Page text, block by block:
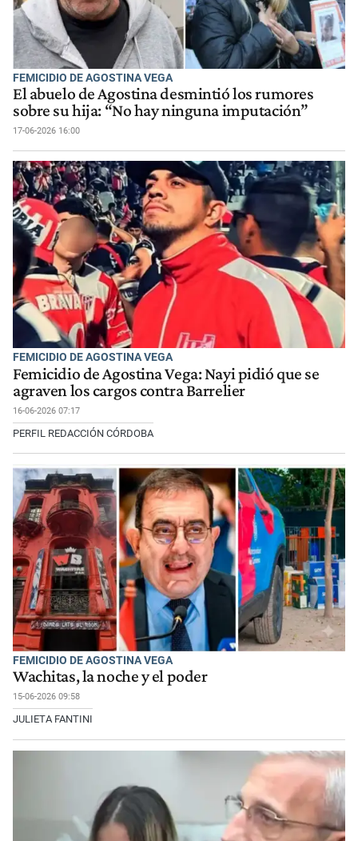
FEMICIDIO DE AGOSTINA VEGA
El abuelo de Agostina desmintió los rumores
sobre su hija: “No hay ninguna imputación”
17-06-2026 16:00
FEMICIDIO DE AGOSTINA VEGA
Femicidio de Agostina Vega: Nayi pidió que se
agraven los cargos contra Barrelier
16-06-2026 07:17
PERFIL REDACCIÓN CÓRDOBA
FEMICIDIO DE AGOSTINA VEGA
Wachitas, la noche y el poder
15-06-2026 09:58
JULIETA FANTINI